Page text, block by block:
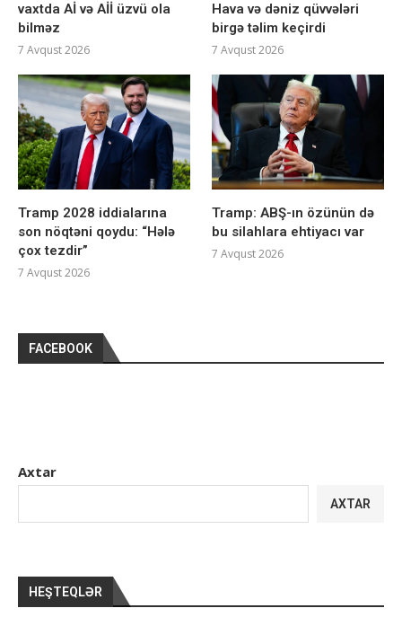
vaxtda Aİ və Aİİ üzvü ola
bilməz
7 Avqust 2026
Hava və dəniz qüvvələri
birgə təlim keçirdi
7 Avqust 2026
Tramp 2028 iddialarına
son nöqtəni qoydu: “Hələ
çox tezdir”
7 Avqust 2026
Tramp: ABŞ-ın özünün də
bu silahlara ehtiyacı var
7 Avqust 2026
FACEBOOK
Axtar
AXTAR
HEŞTEQLƏR